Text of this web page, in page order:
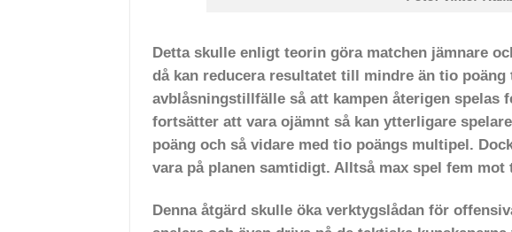
Detta skulle enligt teorin göra matchen jämnare
då kan reducera resultatet till mindre än tio
avblåsningstillfälle så att kampen återigen spelas
fortsätter att vara ojämnt så kan ytterligare
poäng och så vidare med tio poängs multipel.
vara på planen samtidigt. Alltså max spel fem mot
Denna åtgärd skulle öka verktygslådan för